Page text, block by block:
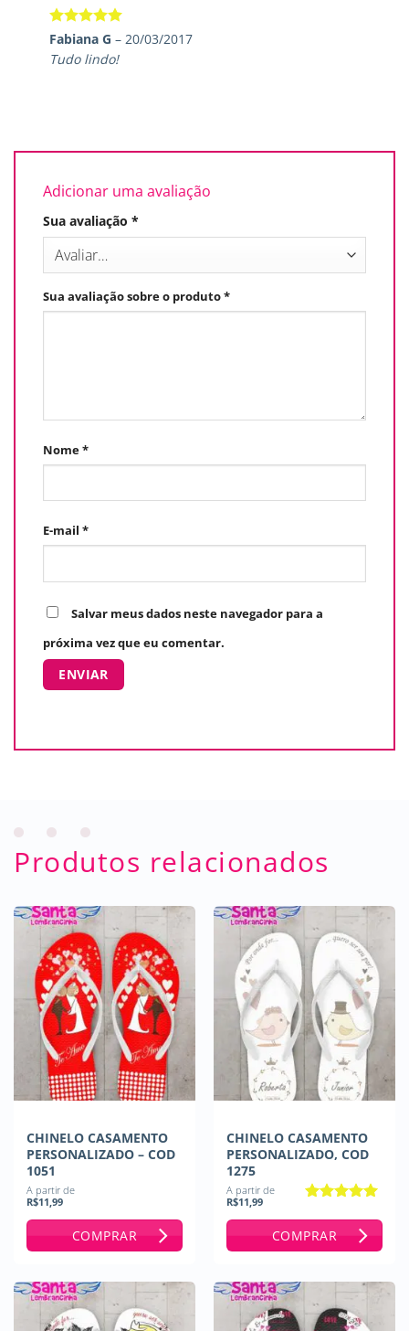
Avaliação 5
de 5
Fabiana G– 20/03/2017
Tudo lindo!
Adicionar uma avaliação
Sua avaliação *
Sua avaliação sobre o produto*
Nome*
E-mail *
Salvar meus dados neste navegador para a
próxima vez que eu comentar.
Produtos relacionados
CHINELO CASAMENTO
PERSONALIZADO – COD
1051
A partir de
R$11,99
COMPRAR
CHINELO CASAMENTO
PERSONALIZADO, COD
1275
A partir de
R$11,99
COMPRAR